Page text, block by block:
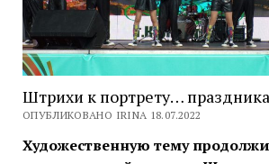
Штрихи к портрету… праздника
ОПУБЛИКОВАНО IRINA 18.07.2022
Художественную тему